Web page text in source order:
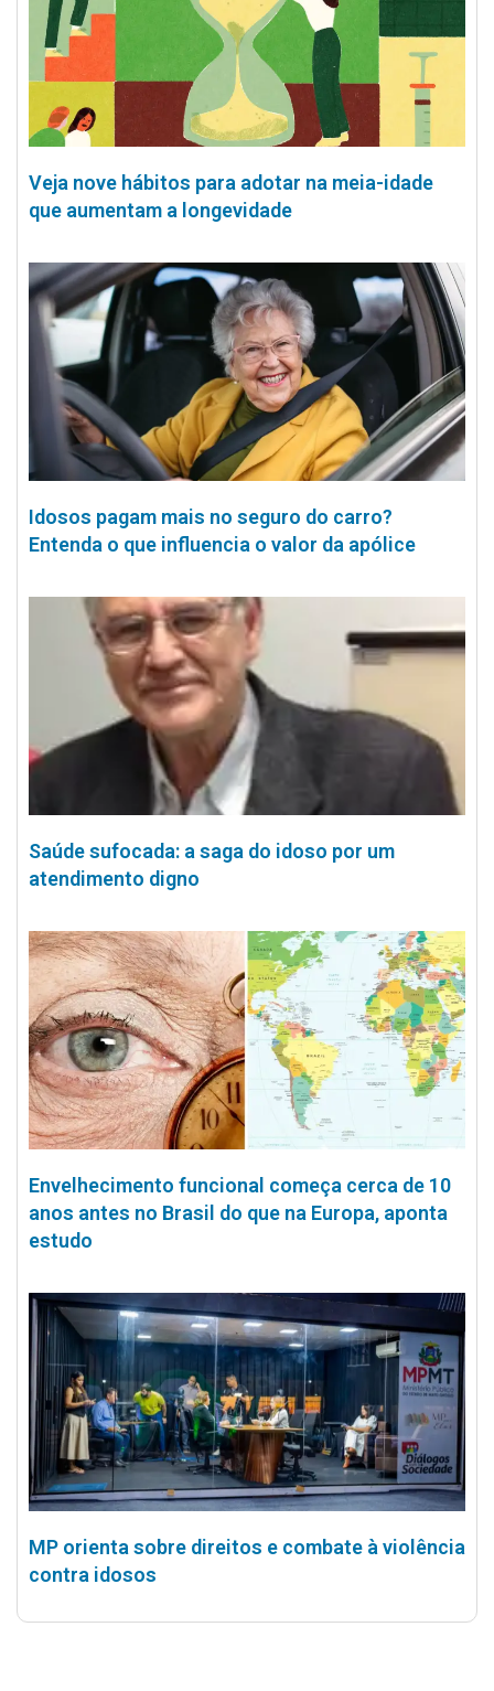
Veja nove hábitos para adotar na meia-idade
que aumentam a longevidade
Idosos pagam mais no seguro do carro?
Entenda o que influencia o valor da apólice
Saúde sufocada: a saga do idoso por um
atendimento digno
Envelhecimento funcional começa cerca de 10
anos antes no Brasil do que na Europa, aponta
estudo
MP orienta sobre direitos e combate à violência
contra idosos